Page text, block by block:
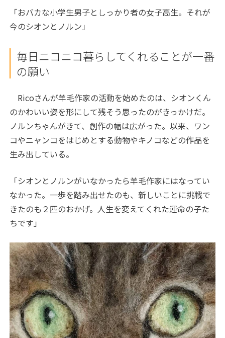
「おバカな小学生男子としっかり者の女子高生。それが
今のシオンとノルン」
毎日ニコニコ暮らしてくれることが一番
の願い
Ricoさんが羊毛作家の活動を始めたのは、シオンくん
のかわいい姿を形にして残そう思ったのがきっかけだ。
ノルンちゃんがきて、創作の幅は広がった。以来、ワン
コやニャンコをはじめとする動物やキノコなどの作品を
生み出している。
「シオンとノルンがいなかったら羊毛作家にはなってい
なかった。一歩を踏み出せたのも、新しいことに挑戦で
きたのも２匹のおかげ。人生を変えてくれた運命の子た
ちです」